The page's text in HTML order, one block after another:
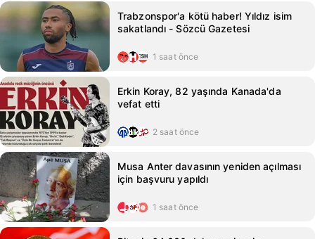
Trabzonspor'a kötü haber! Yıldız isim
sakatlandı - Sözcü Gazetesi
1 saat önce
Erkin Koray, 82 yaşında Kanada'da
vefat etti
2 saat önce
Musa Anter davasının yeniden açılması
için başvuru yapıldı
1 saat önce